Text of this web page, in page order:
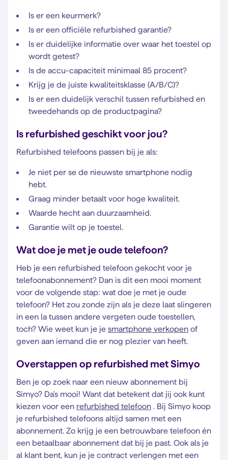
Is er een keurmerk?
Is er een officiële refurbished garantie?
Is er duidelijke informatie over waar het toestel op
wordt getest?
Is de accu-capaciteit minimaal 85 procent?
Krijg je de juiste kwaliteitsklasse (A/B/C)?
Is er een duidelijk verschil tussen refurbished en
tweedehands op de productpagina?
Is refurbished geschikt voor jou?
Refurbished telefoons passen bij je als:
Je niet per se de nieuwste smartphone nodig
hebt.
Graag minder betaalt voor hoge kwaliteit.
Waarde hecht aan duurzaamheid.
Garantie wilt op je toestel.
Wat doe je met je oude telefoon?
Heb je een refurbished telefoon gekocht voor je
telefoonabonnement? Dan is dit een mooi moment
voor de volgende stap: wat doe je met je oude
telefoon? Het zou zonde zijn als je deze laat slingeren
in een la tussen andere vergeten oude toestellen,
toch? Wie weet kun je je smartphone verkopen of
geven aan iemand die er nog plezier van heeft.
Overstappen op refurbished met Simyo
Ben je op zoek naar een nieuw abonnement bij
Simyo? Da's mooi! Want dat betekent dat jij ook kunt
kiezen voor een refurbished telefoon . Bij Simyo koop
je refurbished telefoons altijd samen met een
abonnement. Zo krijg je een betrouwbare telefoon én
een betaalbaar abonnement dat bij je past. Ook als je
al klant bent, kun je je contract verlengen met een